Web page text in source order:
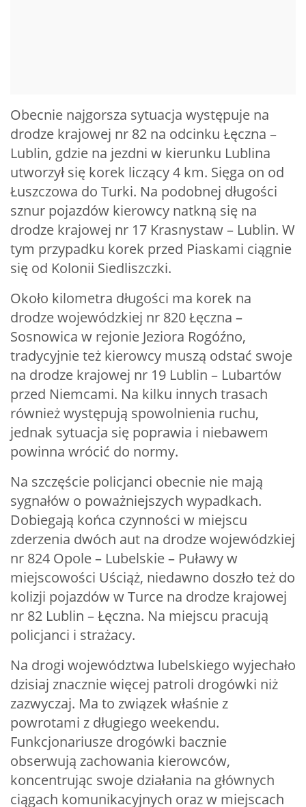
Obecnie najgorsza sytuacja występuje na
drodze krajowej nr 82 na odcinku Łęczna –
Lublin, gdzie na jezdni w kierunku Lublina
utworzył się korek liczący 4 km. Sięga on od
Łuszczowa do Turki. Na podobnej długości
sznur pojazdów kierowcy natkną się na
drodze krajowej nr 17 Krasnystaw – Lublin. W
tym przypadku korek przed Piaskami ciągnie
się od Kolonii Siedliszczki.
Około kilometra długości ma korek na
drodze wojewódzkiej nr 820 Łęczna –
Sosnowica w rejonie Jeziora Rogóźno,
tradycyjnie też kierowcy muszą odstać swoje
na drodze krajowej nr 19 Lublin – Lubartów
przed Niemcami. Na kilku innych trasach
również występują spowolnienia ruchu,
jednak sytuacja się poprawia i niebawem
powinna wrócić do normy.
Na szczęście policjanci obecnie nie mają
sygnałów o poważniejszych wypadkach.
Dobiegają końca czynności w miejscu
zderzenia dwóch aut na drodze wojewódzkiej
nr 824 Opole – Lubelskie – Puławy w
miejscowości Uściąż, niedawno doszło też do
kolizji pojazdów w Turce na drodze krajowej
nr 82 Lublin – Łęczna. Na miejscu pracują
policjanci i strażacy.
Na drogi województwa lubelskiego wyjechało
dzisiaj znacznie więcej patroli drogówki niż
zazwyczaj. Ma to związek właśnie z
powrotami z długiego weekendu.
Funkcjonariusze drogówki bacznie
obserwują zachowania kierowców,
koncentrując swoje działania na głównych
ciągach komunikacyjnych oraz w miejscach